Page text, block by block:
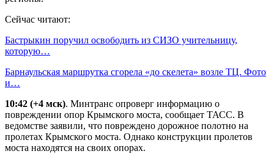
Сейчас читают:
Бастрыкин поручил освободить из СИЗО учительницу,
которую…
Барнаульская маршрутка сгорела «до скелета» возле ТЦ. Фото
и…
10:42 (+4 мск). Минтранс опроверг информацию о
повреждении опор Крымского моста, сообщает ТАСС. В
ведомстве заявили, что повреждено дорожное полотно на
пролетах Крымского моста. Однако конструкции пролетов
моста находятся на своих опорах.